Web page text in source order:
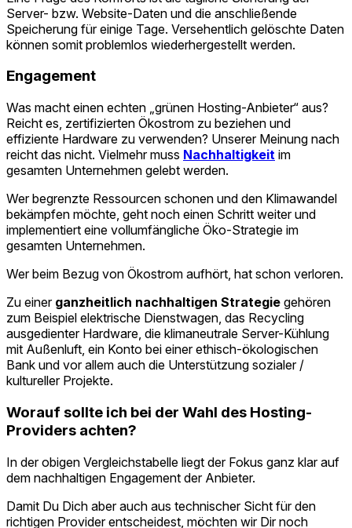
Server- bzw. Website-Daten und die anschließende
Speicherung für einige Tage. Versehentlich gelöschte Daten
können somit problemlos wiederhergestellt werden.
Engagement
Was macht einen echten „grünen Hosting-Anbieter“ aus?
Reicht es, zertifizierten Ökostrom zu beziehen und
effiziente Hardware zu verwenden? Unserer Meinung nach
reicht das nicht. Vielmehr muss Nachhaltigkeit im
gesamten Unternehmen gelebt werden.
Wer begrenzte Ressourcen schonen und den Klimawandel
bekämpfen möchte, geht noch einen Schritt weiter und
implementiert eine vollumfängliche Öko-Strategie im
gesamten Unternehmen.
Wer beim Bezug von Ökostrom aufhört, hat schon verloren.
Zu einer ganzheitlich nachhaltigen Strategie gehören
zum Beispiel elektrische Dienstwagen, das Recycling
ausgedienter Hardware, die klimaneutrale Server-Kühlung
mit Außenluft, ein Konto bei einer ethisch-ökologischen
Bank und vor allem auch die Unterstützung sozialer /
kultureller Projekte.
Worauf sollte ich bei der Wahl des Hosting-
Providers achten?
In der obigen Vergleichstabelle liegt der Fokus ganz klar auf
dem nachhaltigen Engagement der Anbieter.
Damit Du Dich aber auch aus technischer Sicht für den
richtigen Provider entscheidest, möchten wir Dir noch